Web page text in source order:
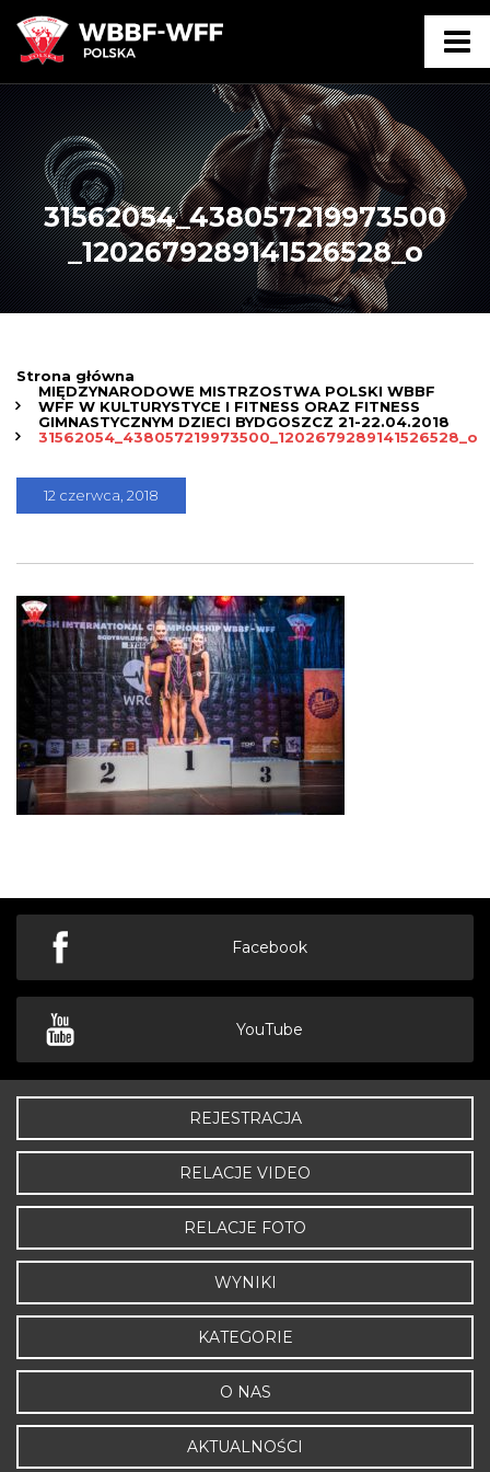
31562054_438057219973500
_1202679289141526528_o
Strona główna
MIĘDZYNARODOWE MISTRZOSTWA POLSKI WBBF
WFF W KULTURYSTYCE I FITNESS ORAZ FITNESS
GIMNASTYCZNYM DZIECI BYDGOSZCZ 21-22.04.2018
31562054_438057219973500_1202679289141526528_o
12 czerwca, 2018
Facebook
YouTube
REJESTRACJA
RELACJE VIDEO
RELACJE FOTO
WYNIKI
KATEGORIE
O NAS
AKTUALNOŚCI